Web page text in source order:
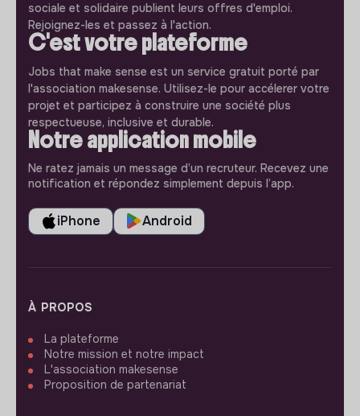
sociale et solidaire publient leurs offres d'emploi.
Rejoignez-les et passez à l'action.
C'est votre plateforme
Jobs that make sense est un service gratuit porté par
l'association makesense. Utilisez-le pour accélerer votre
projet et participez à construire une société plus
respectueuse, inclusive et durable.
Notre application mobile
Ne ratez jamais un message d’un recruteur. Recevez une
notification et répondez simplement depuis l’app.
iPhone Android
À PROPOS
La plateforme
Notre mission et notre impact
L'association makesense
Proposition de partenariat